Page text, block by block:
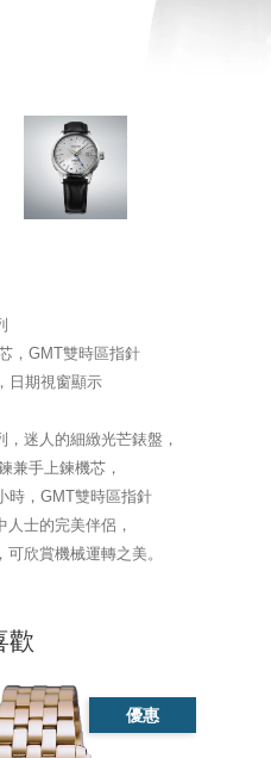
，GMT雙時區指針
日期視窗顯示
，迷人的細緻光芒錶盤，
兼手上鍊機芯，
時，GMT雙時區指針
人士的完美伴侶，
欣賞機械運轉之美。
歡
優惠